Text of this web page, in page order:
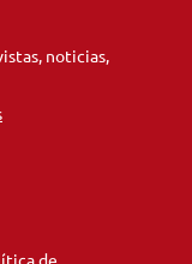
noticias,
de